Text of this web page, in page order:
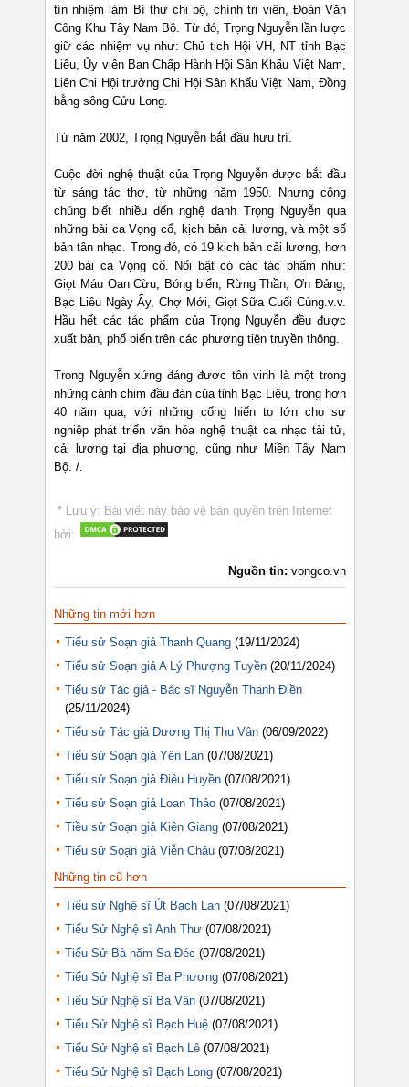
tín nhiệm làm Bí thư chi bộ, chính tri viên, Đoàn Văn
Công Khu Tây Nam Bộ. Từ đó, Trọng Nguyễn lần lược
giữ các nhiệm vụ như: Chủ tịch Hội VH, NT tỉnh Bạc
Liêu, Ủy viên Ban Chấp Hành Hội Sân Khấu Việt Nam,
Liên Chi Hội trưởng Chi Hội Sân Khấu Việt Nam, Đồng
bằng sông Cửu Long.
Từ năm 2002, Trọng Nguyễn bắt đầu hưu trí.
Cuộc đời nghệ thuật của Trọng Nguyễn được bắt đầu
từ sáng tác thơ, từ những năm 1950. Nhưng công
chúng biết nhiều đến nghệ danh Trọng Nguyễn qua
những bài ca Vọng cổ, kịch bản cải lương, và một số
bản tân nhạc. Trong đó, có 19 kịch bản cải lương, hơn
200 bài ca Vọng cổ. Nổi bật có các tác phẩm như:
Giọt Máu Oan Cừu, Bóng biển, Rừng Thần; Ơn Đảng,
Bạc Liêu Ngày Ấy, Chợ Mới, Giọt Sữa Cuối Cùng.v.v.
Hầu hết các tác phẩm của Trọng Nguyễn đều được
xuất bản, phổ biến trên các phương tiện truyền thông.
Trọng Nguyễn xứng đáng được tôn vinh là một trong
những cánh chim đầu đàn của tỉnh Bạc Liêu, trong hơn
40 năm qua, với những cống hiến to lớn cho sự
nghiệp phát triển văn hóa nghệ thuật ca nhạc tài tử,
cải lương tại địa phương, cũng như Miền Tây Nam
Bộ. /.
* Lưu ý: Bài viết này bảo vệ bản quyền trên Internet
bởi:
Nguồn tin: vongco.vn
Những tin mới hơn
Tiểu sử Soạn giả Thanh Quang (19/11/2024)
Tiểu sử Soạn giả A Lý Phượng Tuyền (20/11/2024)
Tiểu sử Tác giả - Bác sĩ Nguyễn Thanh Điền
(25/11/2024)
Tiểu sử Tác giả Dương Thị Thu Vân (06/09/2022)
Tiểu sử Soạn giả Yên Lan (07/08/2021)
Tiểu sử Soạn giả Điêu Huyền (07/08/2021)
Tiểu sử Soạn giả Loan Thảo (07/08/2021)
Tiều sử Soạn giả Kiên Giang (07/08/2021)
Tiểu sử Soạn giả Viễn Châu (07/08/2021)
Những tin cũ hơn
Tiểu sử Nghệ sĩ Út Bạch Lan (07/08/2021)
Tiểu Sử Nghệ sĩ Anh Thư (07/08/2021)
Tiểu Sử Bà năm Sa Đéc (07/08/2021)
Tiểu Sử Nghệ sĩ Ba Phương (07/08/2021)
Tiểu Sử Nghệ sĩ Ba Vân (07/08/2021)
Tiểu Sử Nghệ sĩ Bạch Huệ (07/08/2021)
Tiểu Sử Nghệ sĩ Bạch Lê (07/08/2021)
Tiểu Sử Nghệ sĩ Bạch Long (07/08/2021)